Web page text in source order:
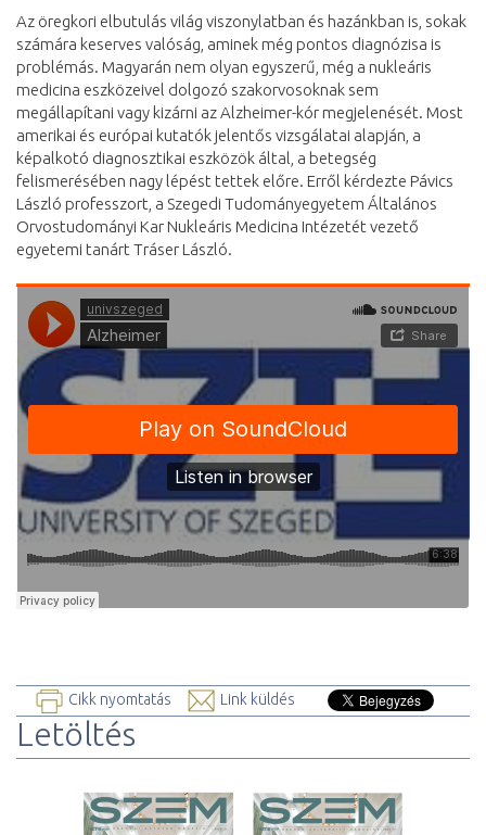
Az öregkori elbutulás világ viszonylatban és hazánkban is, sokak
számára keserves valóság, aminek még pontos diagnózisa is
problémás. Magyarán nem olyan egyszerű, még a nukleáris
medicina eszközeivel dolgozó szakorvosoknak sem
megállapítani vagy kizárni az Alzheimer-kór megjelenését. Most
amerikai és európai kutatók jelentős vizsgálatai alapján, a
képalkotó diagnosztikai eszközök által, a betegség
felismerésében nagy lépést tettek előre. Erről kérdezte Pávics
László professzort, a Szegedi Tudományegyetem Általános
Orvostudományi Kar Nukleáris Medicina Intézetét vezető
egyetemi tanárt Tráser László.
Cikk nyomtatás Link küldés
Letöltés